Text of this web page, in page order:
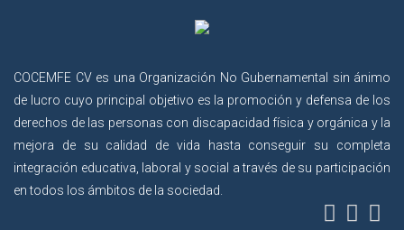
COCEMFE CV es una Organización No Gubernamental sin ánimo
de lucro cuyo principal objetivo es la promoción y defensa de los
derechos de las personas con discapacidad física y orgánica y la
mejora de su calidad de vida hasta conseguir su completa
integración educativa, laboral y social a través de su participación
en todos los ámbitos de la sociedad.